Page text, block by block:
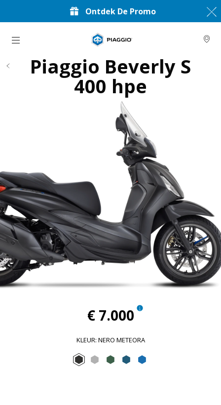
Ontdek De Promo
Ga naar de hoofdcontent
Piaggio Beverly S
400 hpe
€ 7.000
KLEUR: NERO METEORA
Nero Meteora
Grigio Mercurio
Verde Jungle
Blu Lapis